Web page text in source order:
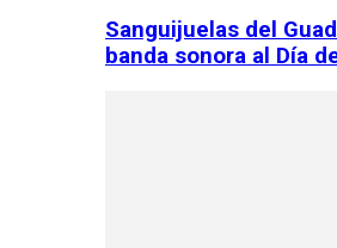
Sanguijuelas del
banda sonora al Día